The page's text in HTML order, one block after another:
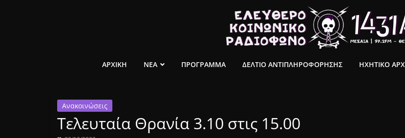
ελεύθερο
ραδιόφωνο
ΑΡΧΙΚΗ ΝΕΑ ΠΡΟΓΡΑΜΜΑ ΔΕΛΤΙΟ ΑΝΤΙΠΛΗΡΟΦΟΡΗΣΗΣ ΗΧΗΤΙΚΟ
Ανακοινώσεις
Τελευταία Θρανία 3.10 στις 15.00